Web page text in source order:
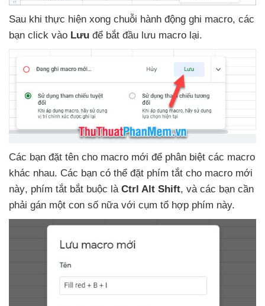
Sau khi thực hiện xong chuỗi hành động ghi macro, các
bạn click vào Lưu để bắt đầu lưu macro lại.
Các bạn đặt tên cho macro mới để phân biệt các macro
khác nhau. Các bạn có thể đặt phím tắt cho macro mới
này, phím tắt bắt buộc là Ctrl Alt Shift, và các bạn cần
phải gán một con số nữa với cụm tổ hợp phím này.